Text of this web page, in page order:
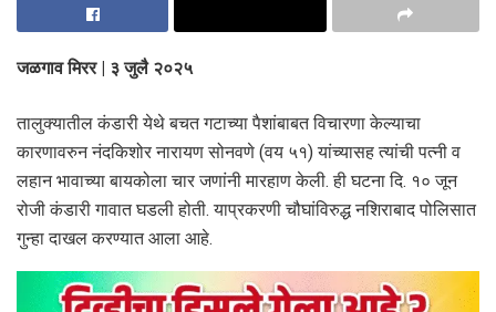
जळगाव मिरर | ३ जुलै २०२५
तालुक्यातील कंडारी येथे बचत गटाच्या पैशांबाबत विचारणा केल्याचा
कारणावरुन नंदकिशोर नारायण सोनवणे (वय ५१) यांच्यासह त्यांची पत्नी व
लहान भावाच्या बायकोला चार जणांनी मारहाण केली. ही घटना दि. १० जून
रोजी कंडारी गावात घडली होती. याप्रकरणी चौघांविरुद्ध नशिराबाद पोलिसात
गुन्हा दाखल करण्यात आला आहे.